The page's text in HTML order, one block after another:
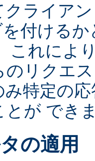
ライア
付ける
これによ
のリクエ
み特定の
とが でき
の適用